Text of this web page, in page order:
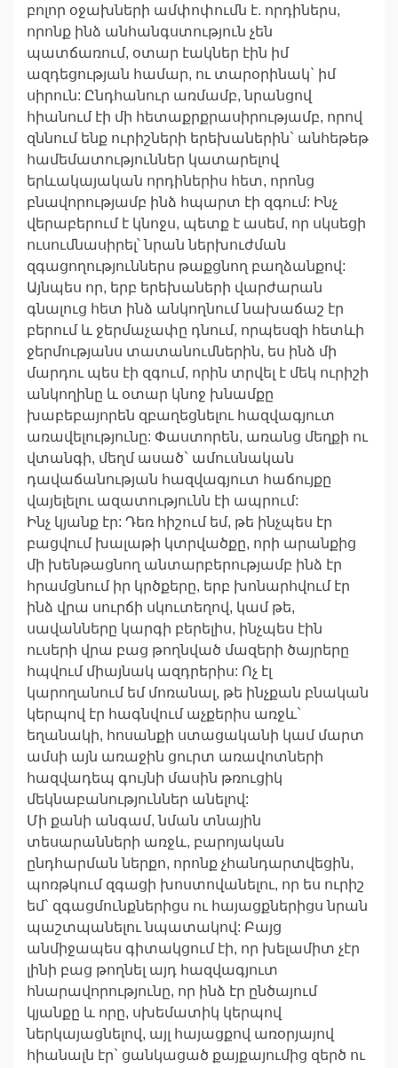
բոլոր օջախների ամփոփումն է. որդիներս,
որոնք ինձ անհանգստություն չեն
պատճառում, օտար էակներ էին իմ
ազդեցության համար, ու տարօրինակ` իմ
սիրուն: Ընդհանուր առմամբ, նրանցով
հիանում էի մի հետաքրքրասիրությամբ, որով
զննում ենք ուրիշների երեխաներին` անհեթեթ
համեմատություններ կատարելով
երևակայական որդիներիս հետ, որոնց
բնավորությամբ ինձ հպարտ էի զգում: Ինչ
վերաբերում է կնոջս, պետք է ասեմ, որ սկսեցի
ուսումնասիրել՝ նրան ներխուժման
զգացողություններս թաքցնող բաղձանքով:
Այնպես որ, երբ երեխաների վարժարան
գնալուց հետ ինձ անկողնում նախաճաշ էր
բերում և ջերմաչափը դնում, որպեսզի հետևի
ջերմությանս տատանումներին, ես ինձ մի
մարդու պես էի զգում, որին տրվել է մեկ ուրիշի
անկողինը և օտար կնոջ խնամքը
խաբեբայորեն զբաղեցնելու հազվագյուտ
առավելությունը: Փաստորեն, առանց մեղքի ու
վտանգի, մեղմ ասած` ամուսնական
դավաճանության հազվագյուտ հաճույքը
վայելելու ազատությունն էի ապրում:
Ինչ կյանք էր: Դեռ հիշում եմ, թե ինչպես էր
բացվում խալաթի կտրվածքը, որի արանքից
մի խենթացնող անտարբերությամբ ինձ էր
հրամցնում իր կրծքերը, երբ խոնարհվում էր
ինձ վրա սուրճի սկուտեղով, կամ թե,
սավանները կարգի բերելիս, ինչպես էին
ուսերի վրա բաց թողնված մազերի ծայրերը
հպվում միայնակ ազդրերիս: Ոչ էլ
կարողանում եմ մոռանալ, թե ինչքան բնական
կերպով էր հագնվում աչքերիս առջև`
եղանակի, հոսանքի ստացականի կամ մարտ
ամսի այն առաջին ցուրտ առավոտների
հազվադեպ գույնի մասին թռուցիկ
մեկնաբանություններ անելով:
Մի քանի անգամ, նման տնային
տեսարանների առջև, բարոյական
ընդհարման ներքո, որոնք չհանդարտվեցին,
պոռթկում զգացի խոստովանելու, որ ես ուրիշ
եմ` զգացմունքներիցս ու հայացքներիցս նրան
պաշտպանելու նպատակով: Բայց
անմիջապես գիտակցում էի, որ խելամիտ չէր
լինի բաց թողնել այդ հազվագյուտ
հնարավորությունը, որ ինձ էր ընծայում
կյանքը և որը, սխեմատիկ կերպով
ներկայացնելով, այլ հայացքով առօրյայով
հիանալն էր` ցանկացած քայքայումից զերծ ու